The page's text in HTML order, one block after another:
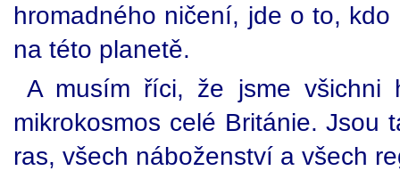
hromadného ničení, jde o to,
na této planetě.
A musím říci, že jsme
mikrokosmos celé Británie. Jsou
ras, všech náboženství a všech